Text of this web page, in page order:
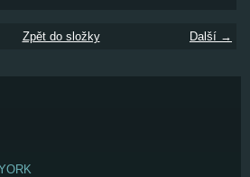
Další →
Zpět do složky